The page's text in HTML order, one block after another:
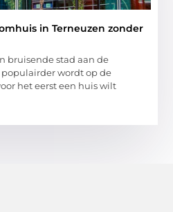
in Terneuzen zonder
bruisende stad aan de
populairder wordt op de
het eerst een huis wilt